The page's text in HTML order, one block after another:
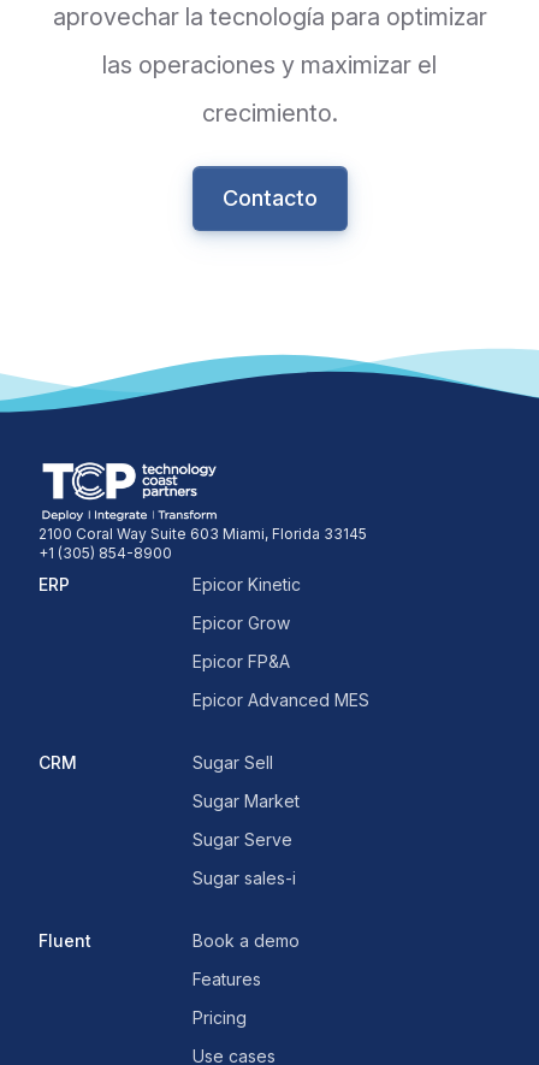
aprovechar la tecnología para optimizar
las operaciones y maximizar el
crecimiento.
Contacto
2100 Coral Way Suite 603 Miami, Florida 33145
+1 (305) 854-8900
ERP
Epicor Kinetic
Epicor Grow
Epicor FP&A
Epicor Advanced MES
CRM
Sugar Sell
Sugar Market
Sugar Serve
Sugar sales-i
Fluent
Book a demo
Features
Pricing
Use cases